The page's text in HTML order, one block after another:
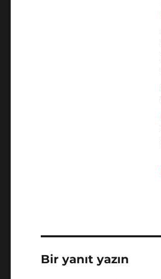
Bir yanıt yazın